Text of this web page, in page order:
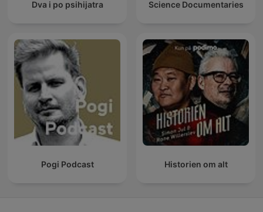
Dva i po psihijatra Science Documentaries
Pogi Podcast Historien om alt